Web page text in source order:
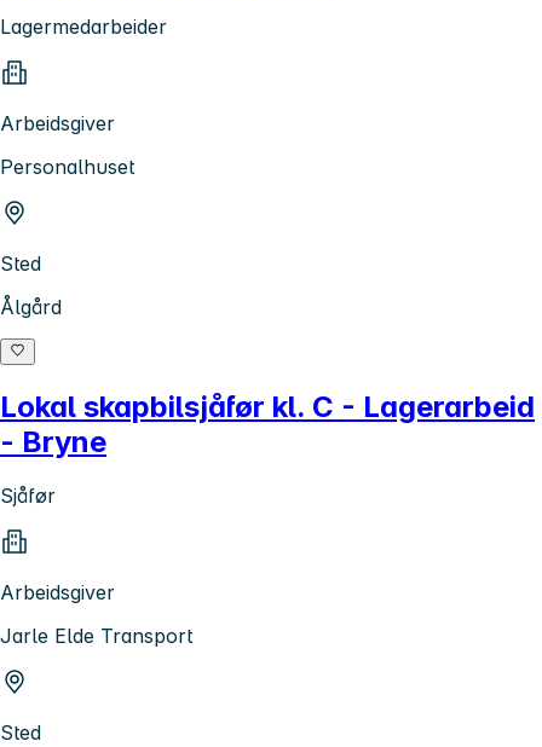
Lagermedarbeider
Arbeidsgiver
Personalhuset
Sted
Ålgård
Lokal skapbilsjåfør kl. C - Lagerarbeid
- Bryne
Sjåfør
Arbeidsgiver
Jarle Elde Transport
Sted